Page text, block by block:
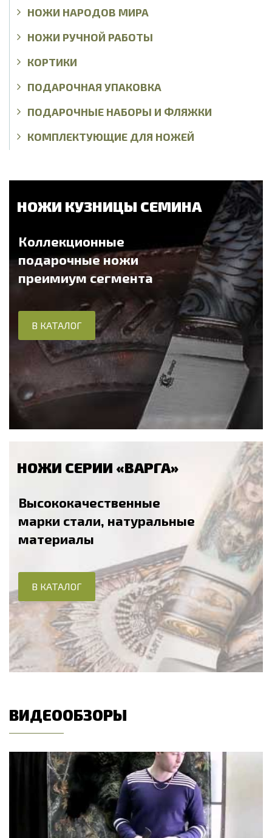
НОЖИ НАРОДОВ МИРА
НОЖИ РУЧНОЙ РАБОТЫ
КОРТИКИ
ПОДАРОЧНАЯ УПАКОВКА
ПОДАРОЧНЫЕ НАБОРЫ И ФЛЯЖКИ
КОМПЛЕКТУЮЩИЕ ДЛЯ НОЖЕЙ
НОЖИ КУЗНИЦЫ СЕМИНА
Коллекционные
подарочные ножи
преимиум сегмента
В КАТАЛОГ
НОЖИ СЕРИИ «ВАРГА»
Высококачественные
марки стали, натуральные
материалы
В КАТАЛОГ
ВИДЕООБЗОРЫ